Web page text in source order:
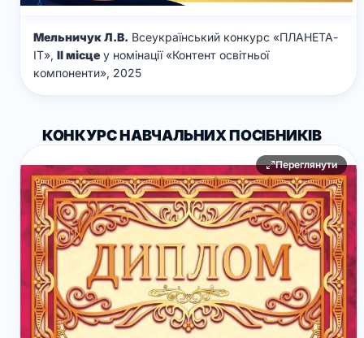
Мельничук Л.В. Всеукраїнський конкурс «ПЛАНЕТА-
ІТ», ІІ місце у номінації «Контент освітньої
компоненти», 2025
КОНКУРС НАВЧАЛЬНИХ ПОСІБНИКІВ
Переглянути